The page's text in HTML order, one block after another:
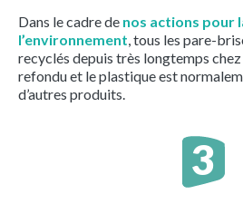
Dans le cadre de nos actions pour
l’environnement , tous les pare-
recyclés depuis très longtemps chez
refondu et le plastique est
d’autres produits.